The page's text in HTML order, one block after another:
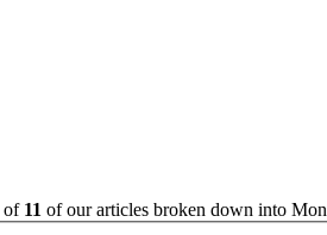
of 11 of our articles broken down into